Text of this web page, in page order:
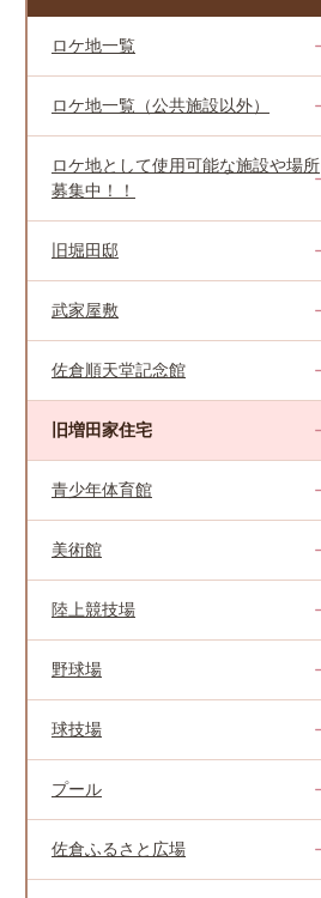
ロケ地一覧
ロケ地一覧（公共施設以外）
ロケ地として使用可能な施設や場所
募集中！！
旧堀田邸
武家屋敷
佐倉順天堂記念館
旧増田家住宅
青少年体育館
美術館
陸上競技場
野球場
球技場
プール
佐倉ふるさと広場